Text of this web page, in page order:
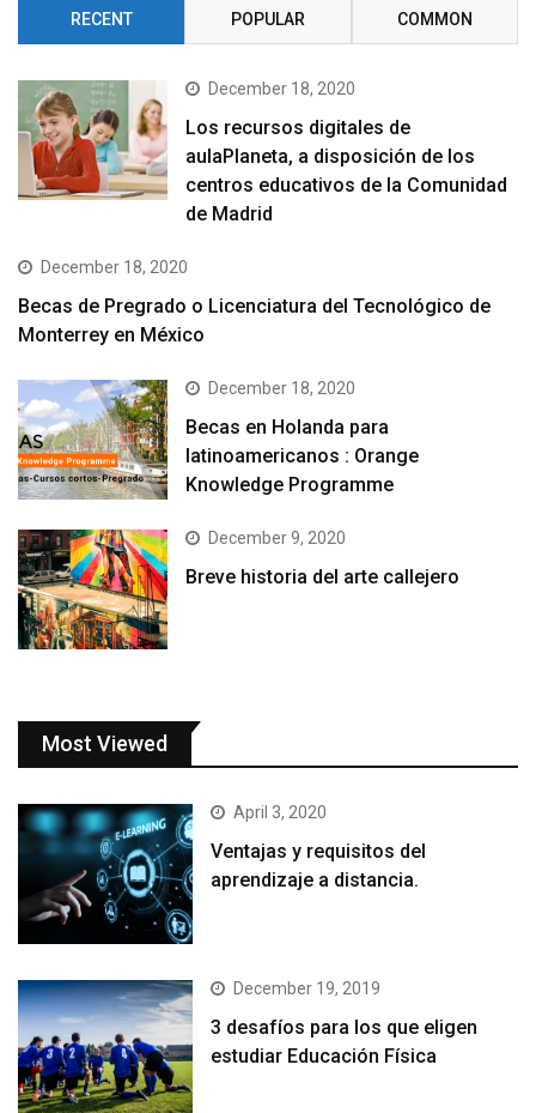
RECENT POPULAR COMMON
December 18, 2020
Los recursos digitales de
aulaPlaneta, a disposición de los
centros educativos de la Comunidad
de Madrid
December 18, 2020
Becas de Pregrado o Licenciatura del Tecnológico de
Monterrey en México
December 18, 2020
Becas en Holanda para
latinoamericanos : Orange
Knowledge Programme
December 9, 2020
Breve historia del arte callejero
Most Viewed
April 3, 2020
Ventajas y requisitos del
aprendizaje a distancia.
December 19, 2019
3 desafíos para los que eligen
estudiar Educación Física